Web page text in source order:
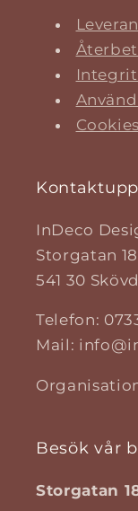
Cookies
InDeco
Storgatan 18
541 30
Telefon:
Mail:
Besök vår
Storgatan